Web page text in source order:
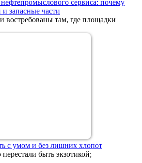
сервиса: почему
запасные части
востребованы там, где площадки
с умом и без лишних хлопот
быть экзотикой;